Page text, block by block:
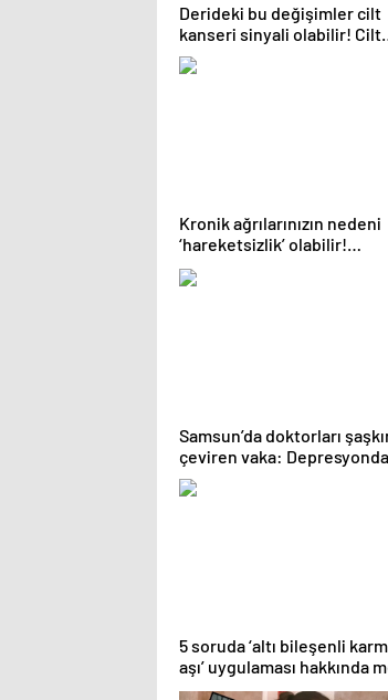
Derideki bu değişimler cilt
kanseri sinyali olabilir! Cilt
kanserinden korunmanın
yolları
Kronik ağrılarınızın nedeni
‘hareketsizlik’ olabilir!
Hareketsizliğin vücutta yol
açtığı 7 hasar
Samsun’da doktorları
çeviren vaka: Depresyonda
olan hasta 56 gün boyunca
uyudu! “Adeta donmuş
5 soruda ‘altı bileşenli
aşı’ uygulaması hakkında
edilenler